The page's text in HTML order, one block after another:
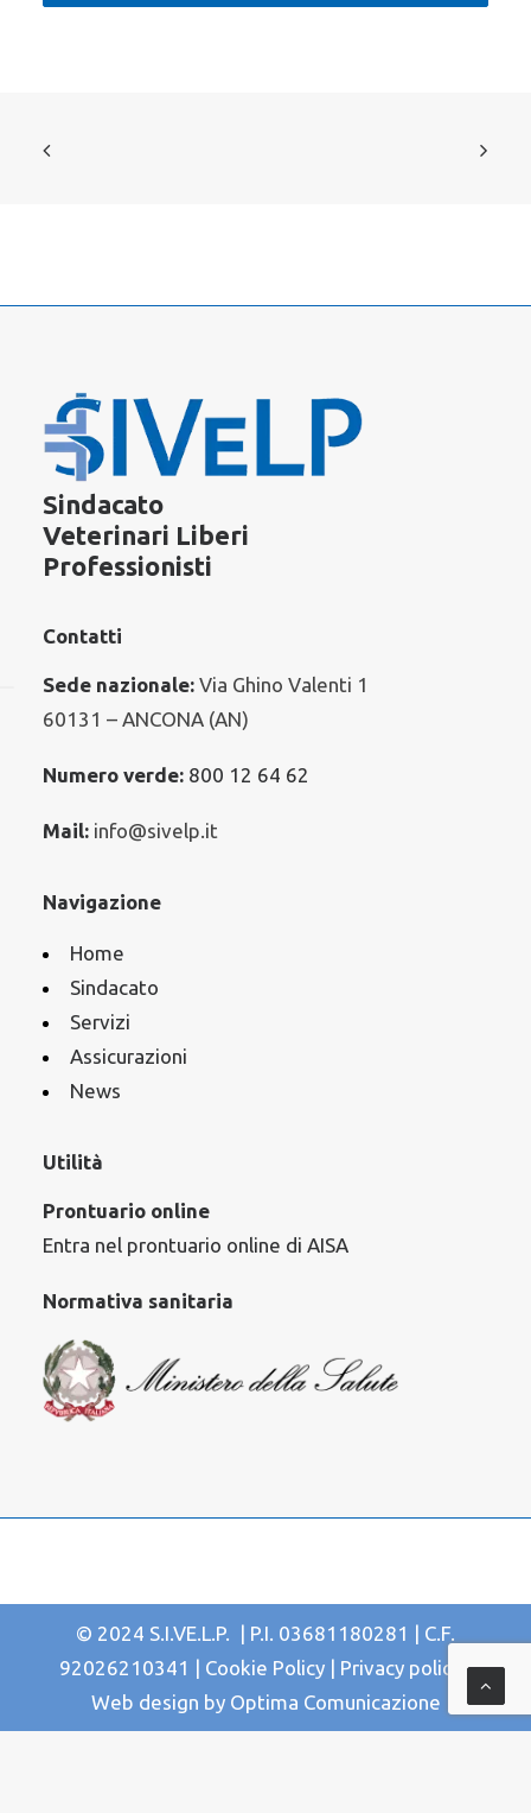
Sindacato
Veterinari Liberi
Professionisti
Contatti
Sede nazionale: Via Ghino Valenti 1
60131 – ANCONA (AN)
Numero verde: 800 12 64 62
Mail: info@sivelp.it
Navigazione
Home
Sindacato
Servizi
Assicurazioni
News
Utilità
Prontuario online
Entra nel prontuario online di AISA
Normativa sanitaria
© 2024 S.I.VE.L.P. | P.I. 03681180281 | C.F.
92026210341 | Cookie Policy | Privacy policy
|
Web design by Optima Comunicazione